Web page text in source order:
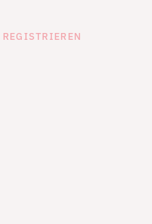
REGISTRIEREN